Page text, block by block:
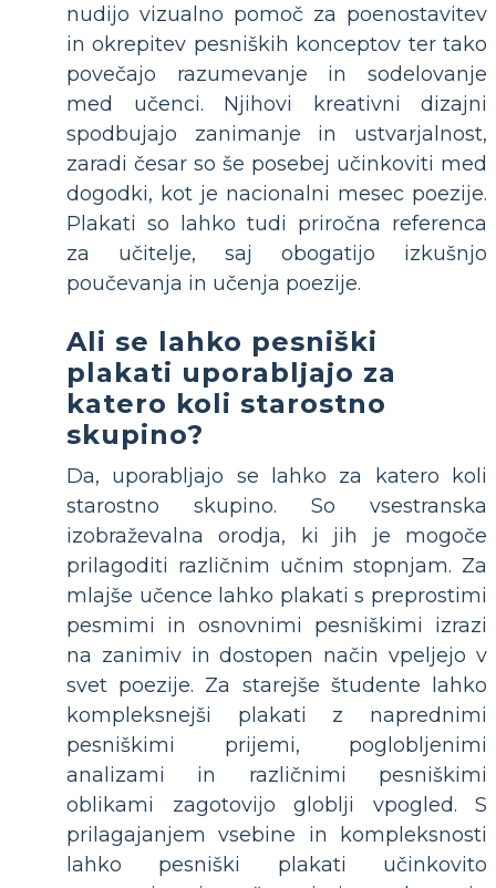
nudijo vizualno pomoč za poenostavitev
in okrepitev pesniških konceptov ter tako
povečajo razumevanje in sodelovanje
med učenci. Njihovi kreativni dizajni
spodbujajo zanimanje in ustvarjalnost,
zaradi česar so še posebej učinkoviti med
dogodki, kot je nacionalni mesec poezije.
Plakati so lahko tudi priročna referenca
za učitelje, saj obogatijo izkušnjo
poučevanja in učenja poezije.
Ali se lahko pesniški
plakati uporabljajo za
katero koli starostno
skupino?
Da, uporabljajo se lahko za katero koli
starostno skupino. So vsestranska
izobraževalna orodja, ki jih je mogoče
prilagoditi različnim učnim stopnjam. Za
mlajše učence lahko plakati s preprostimi
pesmimi in osnovnimi pesniškimi izrazi
na zanimiv in dostopen način vpeljejo v
svet poezije. Za starejše študente lahko
kompleksnejši plakati z naprednimi
pesniškimi prijemi, poglobljenimi
analizami in različnimi pesniškimi
oblikami zagotovijo globlji vpogled. S
prilagajanjem vsebine in kompleksnosti
lahko pesniški plakati učinkovito